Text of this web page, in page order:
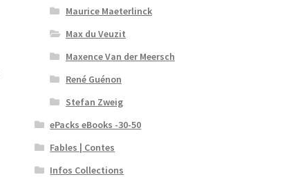
Maurice Maeterlinck
Max du Veuzit
Maxence Van der Meersch
René Guénon
Stefan Zweig
ePacks eBooks -30-50
Fables | Contes
Infos Collections